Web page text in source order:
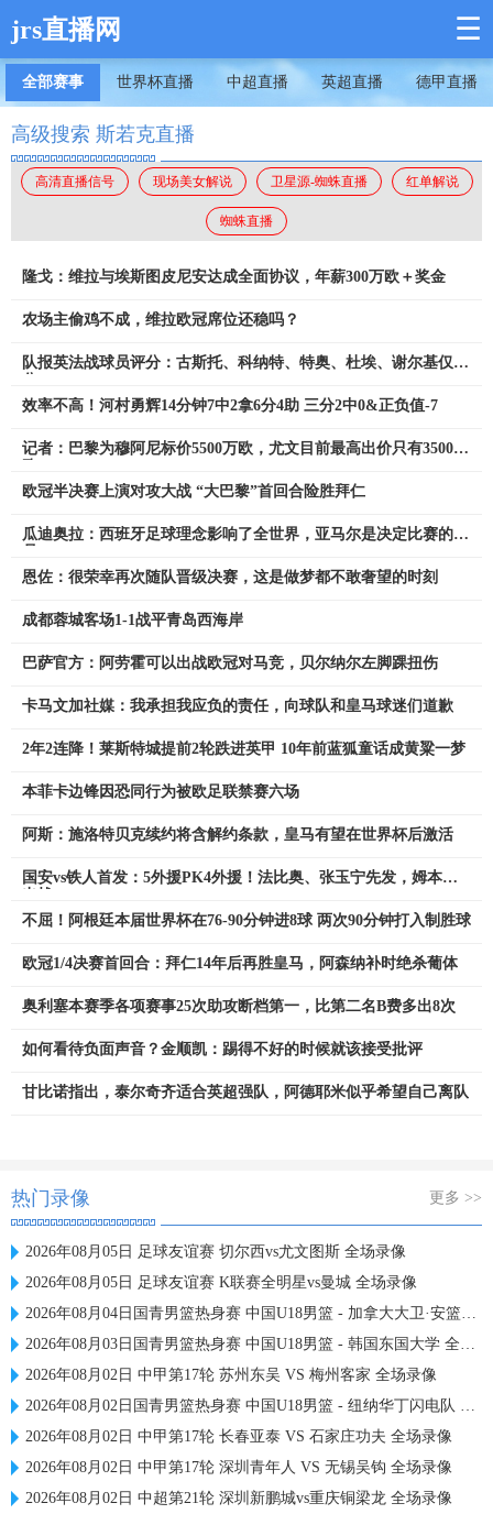
jrs直播网 ☰
全部赛事 世界杯直播 中超直播 英超直播 德甲直播
高级搜索 斯若克直播
高清直播信号 现场美女解说 卫星源-蜘蛛直播 红单解说
蜘蛛直播
隆戈：维拉与埃斯图皮尼安达成全面协议，年薪300万欧＋奖金
农场主偷鸡不成，维拉欧冠席位还稳吗？
队报英法战球员评分：古斯托、科纳特、特奥、杜埃、谢尔基仅2
效率不高！河村勇辉14分钟7中2拿6分4助 三分2中0&正负值-7
记者：巴黎为穆阿尼标价5500万欧，尤文目前最高出价只有3500万
欧冠半决赛上演对攻大战 “大巴黎”首回合险胜拜仁
瓜迪奥拉：西班牙足球理念影响了全世界，亚马尔是决定比赛的球
恩佐：很荣幸再次随队晋级决赛，这是做梦都不敢奢望的时刻
成都蓉城客场1-1战平青岛西海岸
巴萨官方：阿劳霍可以出战欧冠对马竞，贝尔纳尔左脚踝扭伤
卡马文加社媒：我承担我应负的责任，向球队和皇马球迷们道歉
2年2连降！莱斯特城提前2轮跌进英甲 10年前蓝狐童话成黄粱一梦
本菲卡边锋因恐同行为被欧足联禁赛六场
阿斯：施洛特贝克续约将含解约条款，皇马有望在世界杯后激活
国安vs铁人首发：5外援PK4外援！法比奥、张玉宁先发，姆本扎
不屈！阿根廷本届世界杯在76-90分钟进8球 两次90分钟打入制胜球
欧冠1/4决赛首回合：拜仁14年后再胜皇马，阿森纳补时绝杀葡体
奥利塞本赛季各项赛事25次助攻断档第一，比第二名B费多出8次
如何看待负面声音？金顺凯：踢得不好的时候就该接受批评
甘比诺指出，泰尔奇齐适合英超强队，阿德耶米似乎希望自己离队
热门录像 更多 >>
2026年08月05日 足球友谊赛 切尔西vs尤文图斯 全场录像
2026年08月05日 足球友谊赛 K联赛全明星vs曼城 全场录像
2026年08月04日国青男篮热身赛 中国U18男篮 - 加拿大大卫·安篮球学院 全场录像
2026年08月03日国青男篮热身赛 中国U18男篮 - 韩国东国大学 全场录像
2026年08月02日 中甲第17轮 苏州东吴 VS 梅州客家 全场录像
2026年08月02日国青男篮热身赛 中国U18男篮 - 纽纳华丁闪电队 全场录像
2026年08月02日 中甲第17轮 长春亚泰 VS 石家庄功夫 全场录像
2026年08月02日 中甲第17轮 深圳青年人 VS 无锡吴钩 全场录像
2026年08月02日 中超第21轮 深圳新鹏城vs重庆铜梁龙 全场录像